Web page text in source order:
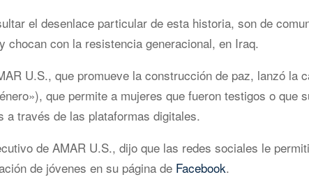
el desenlace particular de esta historia, son de
chocan con la resistencia generacional, en Iraq.
U.S., que promueve la construcción de paz, lanzó la
que permite a mujeres que fueron testigos o que
a través de las plataformas digitales.
de AMAR U.S., dijo que las redes sociales le
de jóvenes en su página de Facebook.